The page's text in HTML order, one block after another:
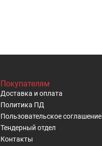
Покупателям
Доставка и оплата
Политика ПД
Пользовательское cоглашение
Тендерный отдел
Контакты